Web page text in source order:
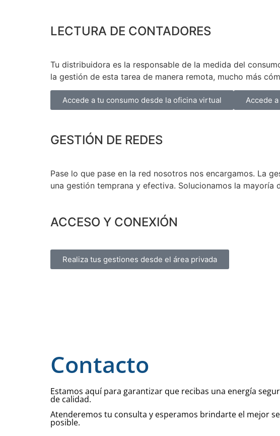
LECTURA DE CONTADORES
Tu distribuidora es la responsable de la medida del
la gestión de esta tarea de manera remota, mucho más
Accede a tu consumo desde la oficina virtual Accede
GESTIÓN DE REDES
Pase lo que pase en la red nosotros nos encargamos. La
una gestión temprana y efectiva. Solucionamos la
ACCESO Y CONEXIÓN
Realiza tus gestiones desde el área privada
Contacto
Estamos aquí para garantizar que recibas una energía
de calidad.
Atenderemos tu consulta y esperamos brindarte el mejor
posible.